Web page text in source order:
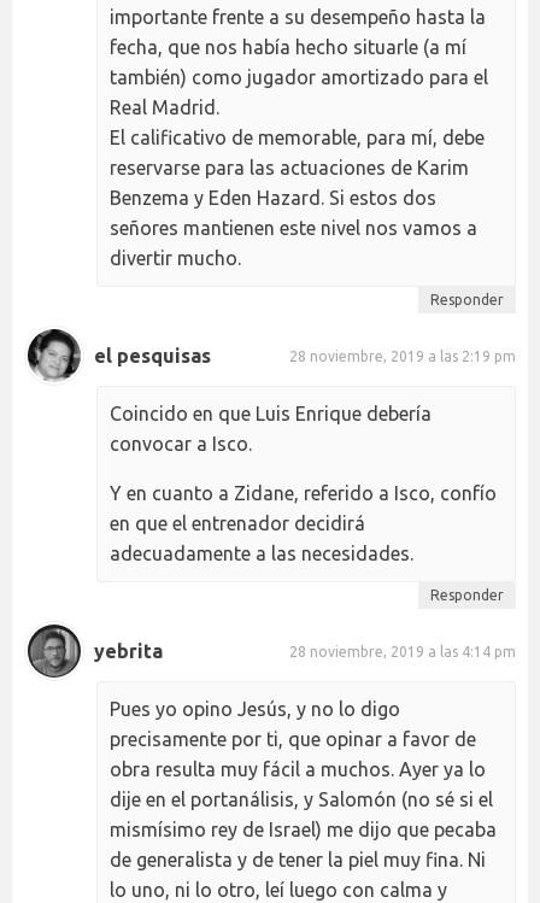
importante frente a su desempeño hasta la
fecha, que nos había hecho situarle (a mí
también) como jugador amortizado para el
Real Madrid.
El calificativo de memorable, para mí, debe
reservarse para las actuaciones de Karim
Benzema y Eden Hazard. Si estos dos
señores mantienen este nivel nos vamos a
divertir mucho.
Responder
el pesquisas 28 noviembre, 2019 a las 2:19 pm
Coincido en que Luis Enrique debería
convocar a Isco.
Y en cuanto a Zidane, referido a Isco, confío
en que el entrenador decidirá
adecuadamente a las necesidades.
Responder
yebrita 28 noviembre, 2019 a las 4:14 pm
Pues yo opino Jesús, y no lo digo
precisamente por ti, que opinar a favor de
obra resulta muy fácil a muchos. Ayer ya lo
dije en el portanálisis, y Salomón (no sé si el
mismísimo rey de Israel) me dijo que pecaba
de generalista y de tener la piel muy fina. Ni
lo uno, ni lo otro, leí luego con calma y